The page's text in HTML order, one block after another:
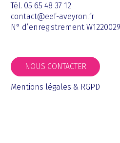
Tél. 05 65 48 37 12
contact@eef-aveyron.fr
N° d’enregistrement
NOUS CONTACTER
Mentions légales & RGPD